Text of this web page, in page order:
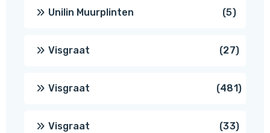
Unilin Muurplinten 55
Visgraat 2727
Visgraat 481481
Visgraat 3333